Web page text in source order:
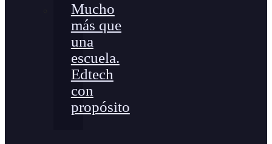
Mucho
más que
una
escuela.
Edtech
con
propósito